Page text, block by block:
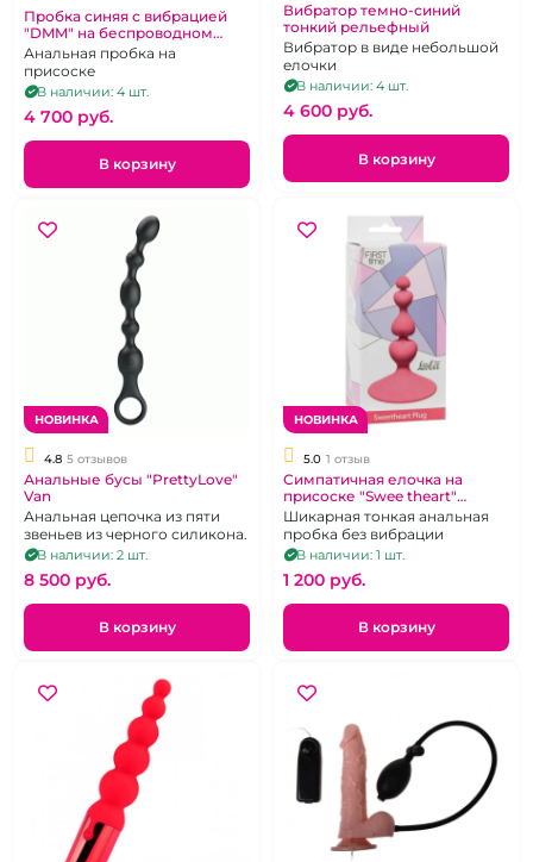
Пробка синяя с вибрацией
"DMM" на беспроводном
пульте
Анальная пробка на
присоске
В наличии: 4 шт.
4 700 pуб.
В корзину
Вибратор темно-синий
тонкий рельефный
Вибратор в виде небольшой
елочки
В наличии: 4 шт.
4 600 pуб.
В корзину
НОВИНКА
4.8 5 отзывов
Анальные бусы "PrettyLove"
Van
Анальная цепочка из пяти
звеньев из черного силикона.
В наличии: 2 шт.
8 500 pуб.
В корзину
НОВИНКА
5.0 1 отзыв
Симпатичная елочка на
присоске "Swee theart"
розовая
Шикарная тонкая анальная
пробка без вибрации
В наличии: 1 шт.
1 200 pуб.
В корзину